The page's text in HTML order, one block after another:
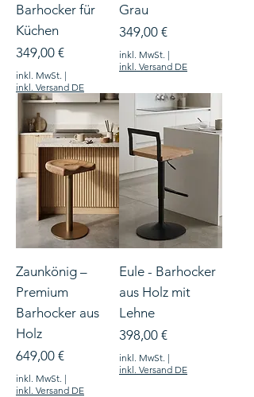
Barhocker für
Küchen
Preis
349,00 €
inkl. MwSt. |
inkl. Versand DE
Grau
Preis
349,00 €
inkl. MwSt. |
inkl. Versand DE
Zaunkönig –
Premium
Barhocker aus
Holz
Preis
649,00 €
inkl. MwSt. |
inkl. Versand DE
Eule - Barhocker
aus Holz mit
Lehne
Preis
398,00 €
inkl. MwSt. |
inkl. Versand DE